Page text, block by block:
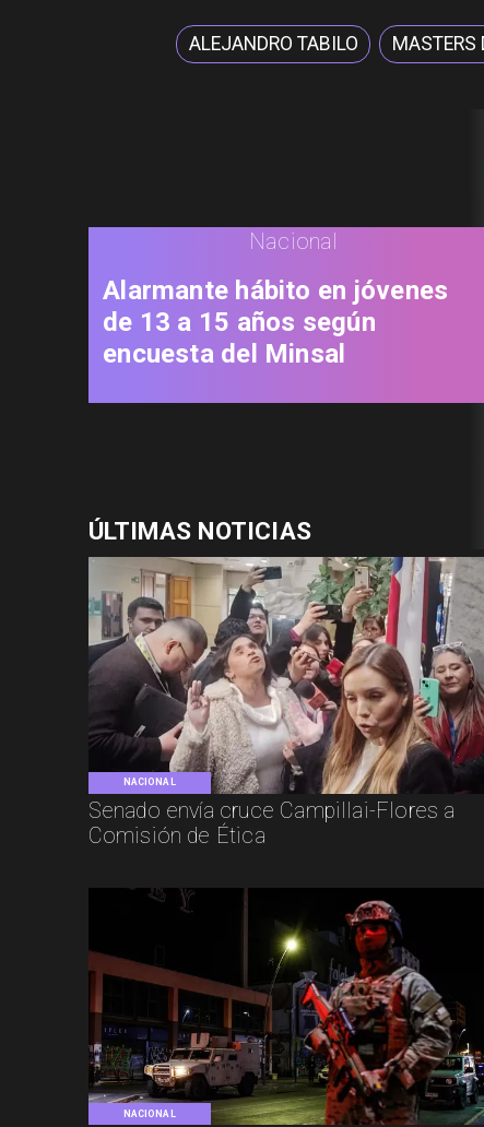
ALEJANDRO TABILO MASTERS
NACIONAL
Senado envía cruce Campillai-Flores a
Comisión de Ética
NACIONAL
Nacional
Alarmante hábito en jóvenes
de 13 a 15 años según
encuesta del Minsal
ÚLTIMAS NOTICIAS